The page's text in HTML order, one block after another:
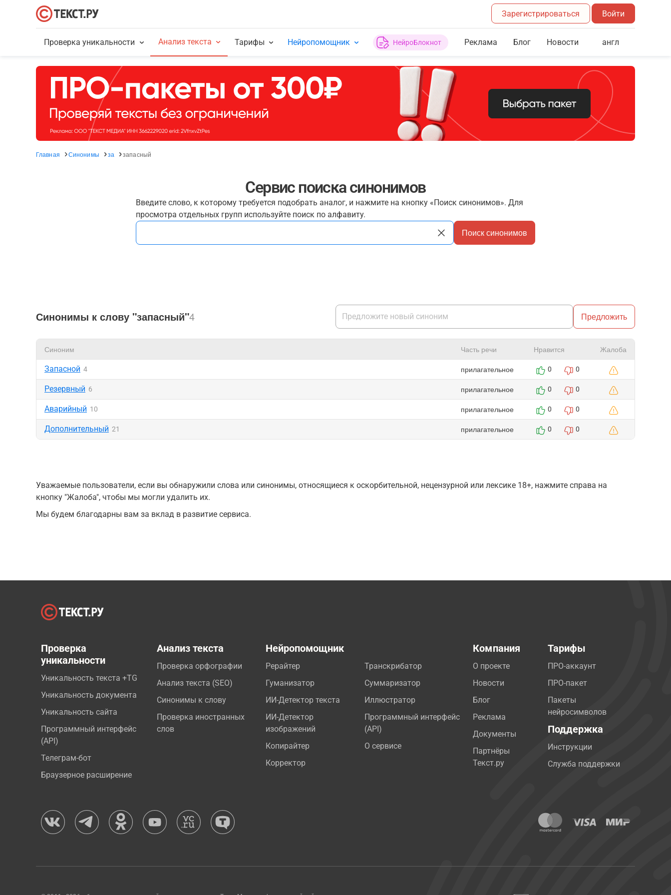
Зарегистрироваться Войти
Проверка уникальности Анализ текста Тарифы Нейропомощник НейроБлокнот Реклама Блог Новости англ
Главная Синонимы за запасный
Сервис поиска синонимов
Введите слово, к которому требуется подобрать аналог, и нажмите на кнопку «Поиск синонимов». Для
просмотра отдельных групп используйте поиск по алфавиту.
Поиск синонимов
Синонимы к слову "запасный"4 Предложить
Синоним Часть речи Нравится Жалоба
Запасной 4 прилагательное 0 0
Резервный 6 прилагательное 0 0
Аварийный 10 прилагательное 0 0
Дополнительный 21 прилагательное 0 0
Уважаемые пользователи, если вы обнаружили слова или синонимы, относящиеся к оскорбительной, нецензурной или лексике 18+, нажмите справа на
кнопку "Жалоба", чтобы мы могли удалить их.
Мы будем благодарны вам за вклад в развитие сервиса.
Проверка
уникальности
Уникальность текста +TG
Уникальность документа
Уникальность сайта
Программный интерфейс
(API)
Телеграм-бот
Браузерное расширение
Анализ текста
Проверка орфографии
Анализ текста (SEO)
Синонимы к слову
Проверка иностранных
слов
Нейропомощник
Рерайтер
Гуманизатор
ИИ-Детектор текста
ИИ-Детектор
изображений
Копирайтер
Корректор
Транскрибатор
Суммаризатор
Иллюстратор
Программный интерфейс
(API)
О сервисе
Компания
О проекте
Новости
Блог
Реклама
Документы
Партнёры
Текст.ру
Тарифы
ПРО-аккаунт
ПРО-пакет
Пакеты
нейросимволов
Поддержка
Инструкции
Служба поддержки